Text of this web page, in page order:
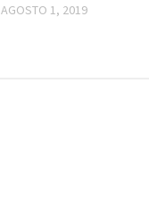
AGOSTO 1, 2019